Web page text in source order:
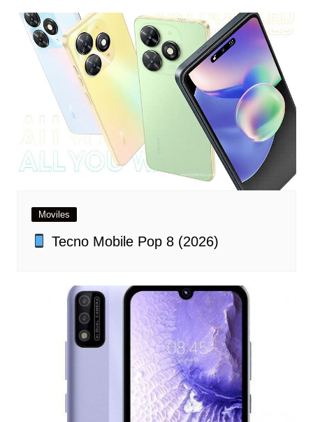
Moviles
Tecno Mobile Pop 8 (2026)